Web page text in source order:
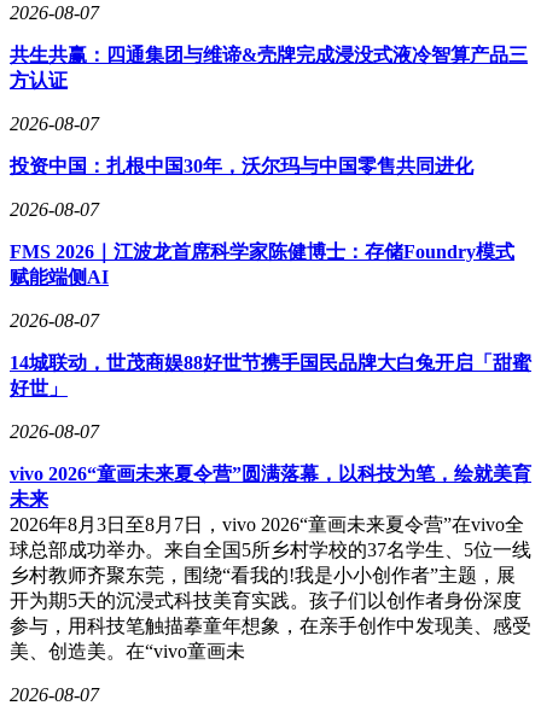
2026-08-07
共生共赢：四通集团与维谛&壳牌完成浸没式液冷智算产品三
方认证
2026-08-07
投资中国：扎根中国30年，沃尔玛与中国零售共同进化
2026-08-07
FMS 2026｜江波龙首席科学家陈健博士：存储Foundry模式
赋能端侧AI
2026-08-07
14城联动，世茂商娱88好世节携手国民品牌大白兔开启「甜蜜
好世」
2026-08-07
vivo 2026“童画未来夏令营”圆满落幕，以科技为笔，绘就美育
未来
2026年8月3日至8月7日，vivo 2026“童画未来夏令营”在vivo全
球总部成功举办。来自全国5所乡村学校的37名学生、5位一线
乡村教师齐聚东莞，围绕“看我的!我是小小创作者”主题，展
开为期5天的沉浸式科技美育实践。孩子们以创作者身份深度
参与，用科技笔触描摹童年想象，在亲手创作中发现美、感受
美、创造美。在“vivo童画未
2026-08-07